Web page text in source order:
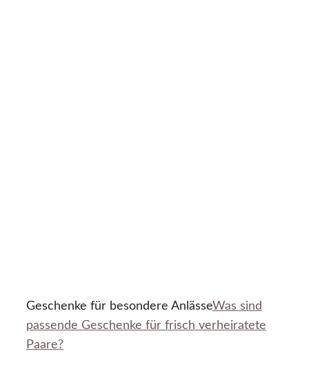
Geschenke für besondere AnlässeWas sind
passende Geschenke für frisch verheiratete
Paare?